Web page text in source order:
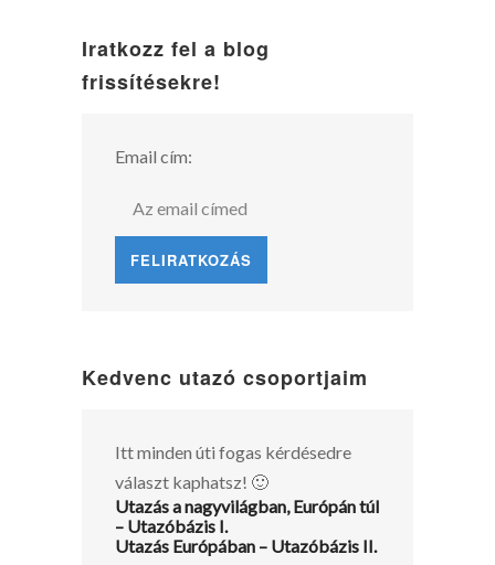
Iratkozz fel a blog
frissítésekre!
Email cím:
Kedvenc utazó csoportjaim
Itt minden úti fogas kérdésedre
választ kaphatsz! 🙂
Utazás a nagyvilágban, Európán túl
– Utazóbázis I.
Utazás Európában – Utazóbázis II.